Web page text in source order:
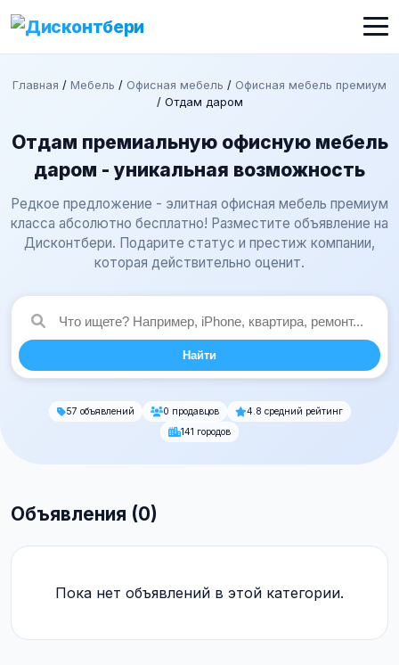
Главная / Мебель / Офисная мебель / Офисная мебель премиум
/ Отдам даром
Отдам премиальную офисную мебель
даром - уникальная возможность
Редкое предложение - элитная офисная мебель премиум
класса абсолютно бесплатно! Разместите объявление на
Дисконтбери. Подарите статус и престиж компании,
которая действительно оценит.
Найти
57 объявлений 0 продавцов
4.8 средний рейтинг
141 городов
Объявления (0)
Пока нет объявлений в этой категории.